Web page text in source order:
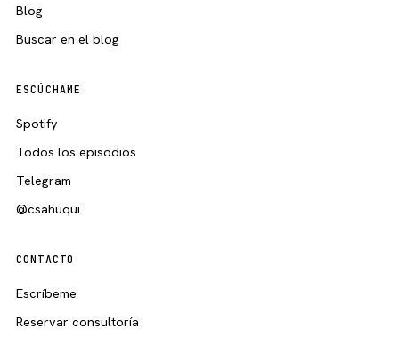
Blog
Buscar en el blog
ESCÚCHAME
Spotify
Todos los episodios
Telegram
@csahuqui
CONTACTO
Escríbeme
Reservar consultoría